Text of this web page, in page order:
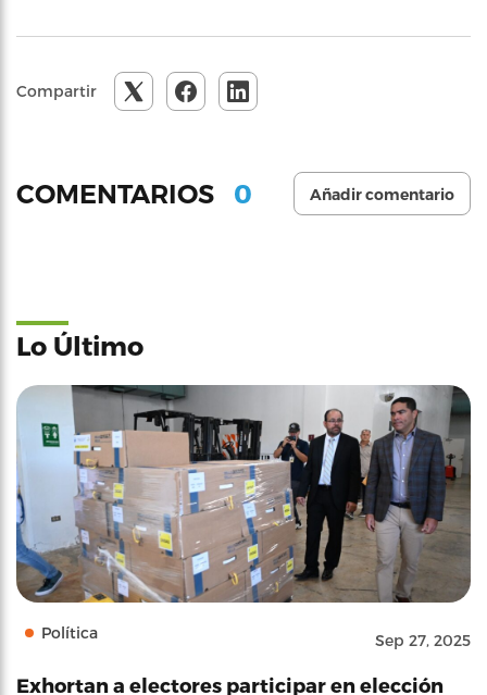
Compartir
COMENTARIOS 0 Añadir comentario
Lo Último
Política Sep 27, 2025
Exhortan a electores participar en elección